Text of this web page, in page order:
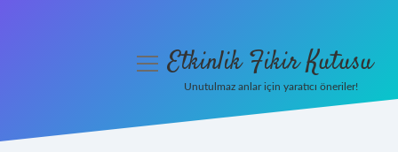
menüyüEtkinlik Fikir Kutusu
Unutulmaz anlar için yaratıcı öneriler!